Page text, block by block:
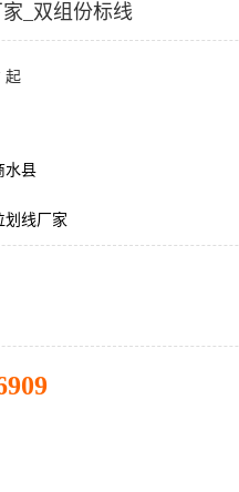
_双组份标线
起
水县
划线厂家